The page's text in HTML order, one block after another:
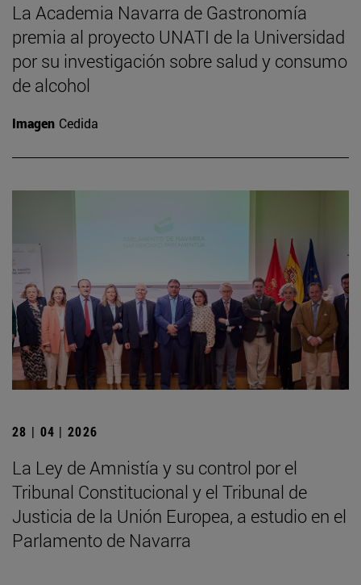
La Academia Navarra de Gastronomía
premia al proyecto UNATI de la Universidad
por su investigación sobre salud y consumo
de alcohol
Imagen Cedida
28 | 04 | 2026
La Ley de Amnistía y su control por el
Tribunal Constitucional y el Tribunal de
Justicia de la Unión Europea, a estudio en el
Parlamento de Navarra